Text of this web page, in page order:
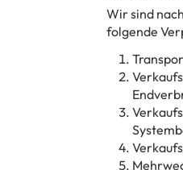
Wir sind
folgende